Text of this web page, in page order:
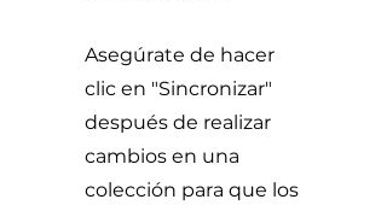
Asegúrate de hacer
clic en "Sincronizar"
después de realizar
cambios en una
colección para que los